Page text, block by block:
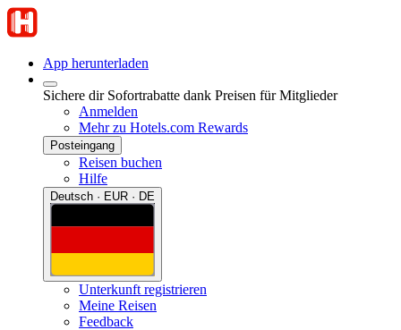
App herunterladen
Sichere dir Sofortrabatte dank Preisen für Mitglieder
Anmelden
Mehr zu Hotels.com Rewards
Posteingang
Reisen buchen
Hilfe
Deutsch · EUR · DE
Unterkunft registrieren
Meine Reisen
Feedback